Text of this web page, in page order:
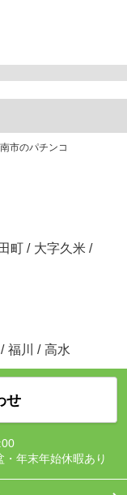
市のパチンコ
町 / 大字久米 /
/ 福川 / 高水
せ
年末年始休暇あり